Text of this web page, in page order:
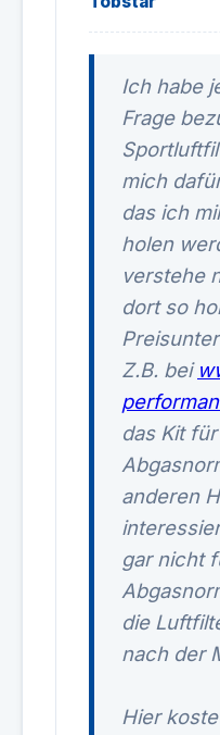
Ich habe
Frage
mich
das ich
holen
verstehe
dort so
Z.B. bei
das Kit
anderen
gar nicht
die
nach der
Hier